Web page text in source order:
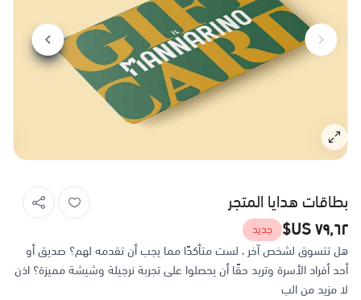
بطاقات هدايا المتجر
٧٩٫٦٢ US$
جديد
هل تتسوق لشخص آخر ، لست متأكدًا مما يجب أن تقدمه لهم؟ صديق أو
أحد أفراد الأسرة وتريد حقًا أن يحصلوا على تجربة نرجيلة وشيشة مميزة؟ اذن
لا مزيد من الب